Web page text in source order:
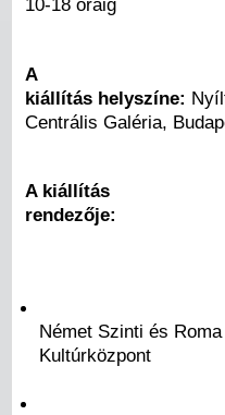
10-18 óráig
A
kiállítás helyszíne:
Centrális Galéria,
A kiállítás
rendezője:
Német Szinti és
Kultúrközpont